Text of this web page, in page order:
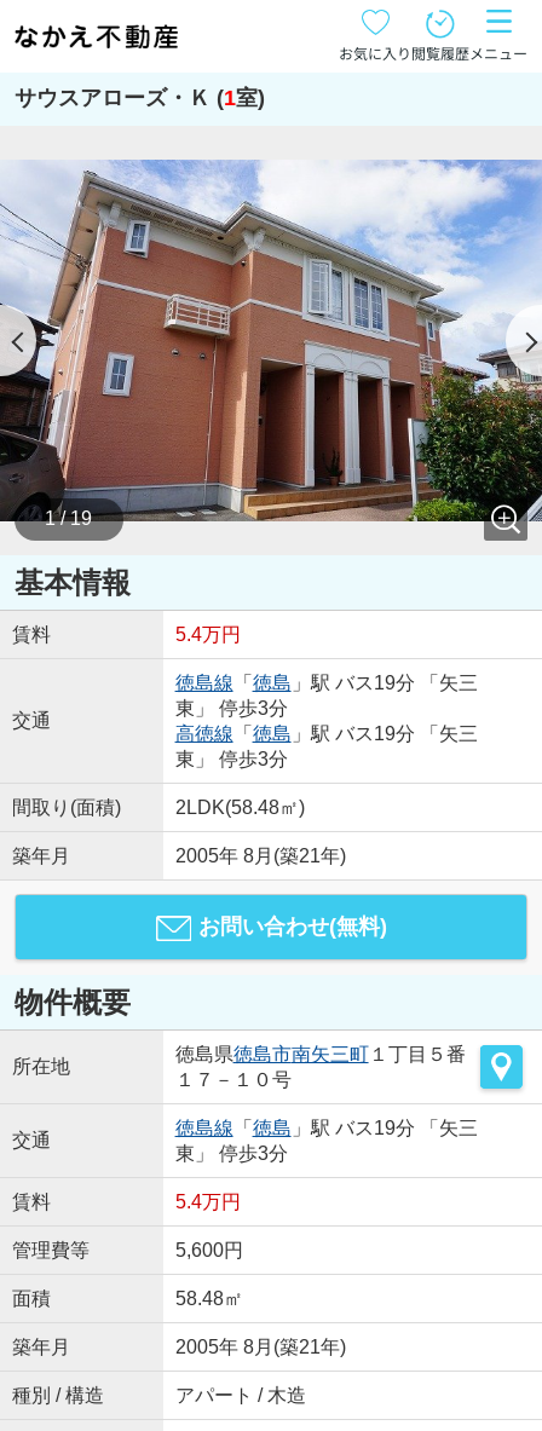
お気に入り閲覧履歴メニュー
サウスアローズ・Ｋ (1室)
1 / 19
基本情報
賃料 5.4万円
交通
徳島線 「 徳島 」駅 バス19分 「矢三
東」 停歩3分
高徳線 「 徳島 」駅 バス19分 「矢三
東」 停歩3分
間取り(面積) 2LDK(58.48㎡)
築年月 2005年 8月(築21年)
お問い合わせ(無料)
物件概要
所在地
徳島県徳島市南矢三町１丁目５番
１７－１０号
交通
徳島線 「 徳島 」駅 バス19分 「矢三
東」 停歩3分
賃料 5.4万円
管理費等 5,600円
面積 58.48㎡
築年月 2005年 8月(築21年)
種別 / 構造 アパート / 木造